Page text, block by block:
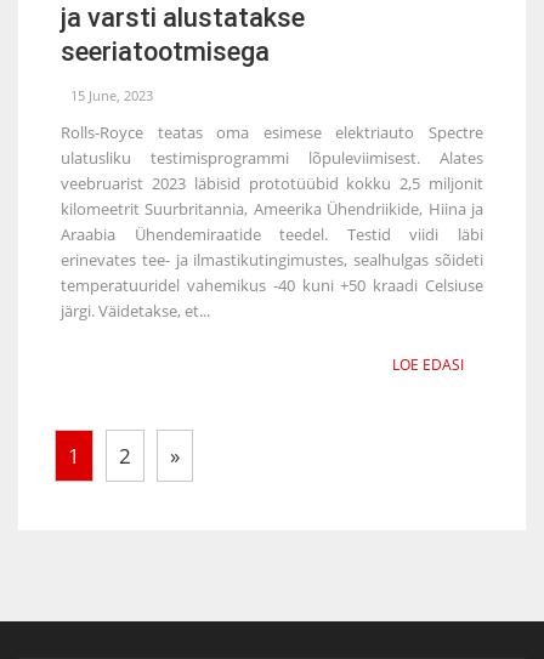
ja varsti alustatakse
seeriatootmisega
15 June, 2023
Rolls-Royce teatas oma esimese elektriauto Spectre
ulatusliku testimisprogrammi lõpuleviimisest. Alates
veebruarist 2023 läbisid prototüübid kokku 2,5 miljonit
kilomeetrit Suurbritannia, Ameerika Ühendriikide, Hiina ja
Araabia Ühendemiraatide teedel. Testid viidi läbi
erinevates tee- ja ilmastikutingimustes, sealhulgas sõideti
temperatuuridel vahemikus -40 kuni +50 kraadi Celsiuse
järgi. Väidetakse, et...
LOE EDASI
1 2 »